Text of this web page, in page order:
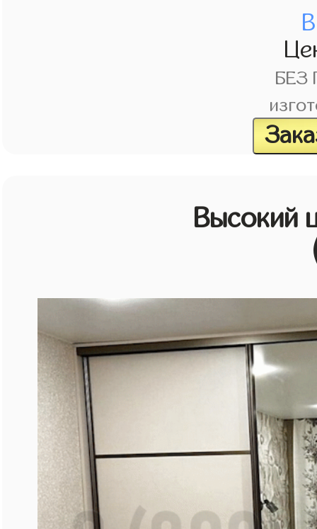
БЕЗ
Высокий